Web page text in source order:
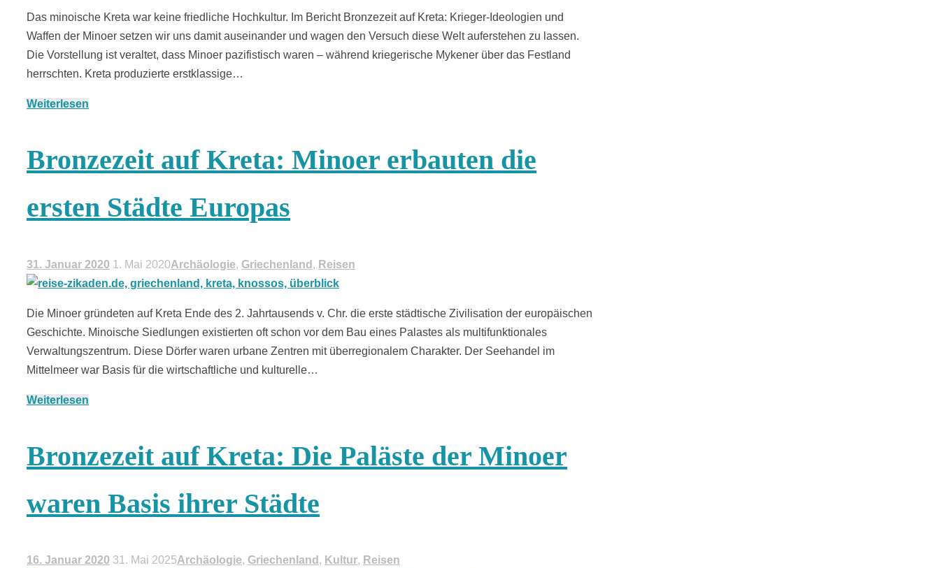
Das minoische Kreta war keine friedliche Hochkultur. Im Bericht Bronzezeit auf Kreta: Krieger-Ideologien und
Waffen der Minoer setzen wir uns damit auseinander und wagen den Versuch diese Welt auferstehen zu lassen.
Die Vorstellung ist veraltet, dass Minoer pazifistisch waren – während kriegerische Mykener über das Festland
herrschten. Kreta produzierte erstklassige…
Weiterlesen
Bronzezeit auf Kreta: Minoer erbauten die
ersten Städte Europas
31. Januar 2020 1. Mai 2020Archäologie, Griechenland , Reisen
Die Minoer gründeten auf Kreta Ende des 2. Jahrtausends v. Chr. die erste städtische Zivilisation der europäischen
Geschichte. Minoische Siedlungen existierten oft schon vor dem Bau eines Palastes als multifunktionales
Verwaltungszentrum. Diese Dörfer waren urbane Zentren mit überregionalem Charakter. Der Seehandel im
Mittelmeer war Basis für die wirtschaftliche und kulturelle…
Weiterlesen
Bronzezeit auf Kreta: Die Paläste der Minoer
waren Basis ihrer Städte
16. Januar 2020 31. Mai 2025Archäologie, Griechenland , Kultur, Reisen